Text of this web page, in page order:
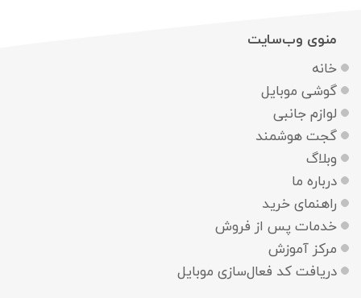
منوی وب‌سایت
خانه
گوشی موبایل
لوازم جانبی
گجت هوشمند
وبلاگ
درباره ما
راهنمای خرید
خدمات پس از فروش
مرکز آموزش
دریافت کد فعال‌سازی موبایل